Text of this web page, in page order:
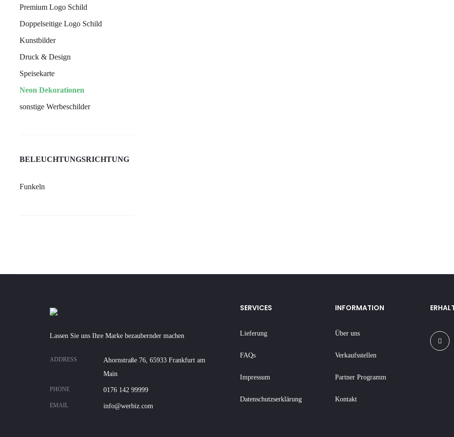
Premium Logo Schild
Doppelseitige Logo Schild
Kunstbilder
Druck & Design
Speisekarte
Neon Dekorationen
sonstige Werbeschilder
BELEUCHTUNGSRICHTUNG
Funkeln
Lassen Sie uns Ihre Marke bezaubernder machen
ADDRESS
Ahornstraße 76, 65933 Frankfurt am
Main
PHONE 0176 142 99999
EMAIL info@werbiz.com
SERVICES
Lieferung
FAQs
Impressum
Datenschutzserklärung
INFORMATION
Über uns
Verkaufsstellen
Partner Programm
Kontakt